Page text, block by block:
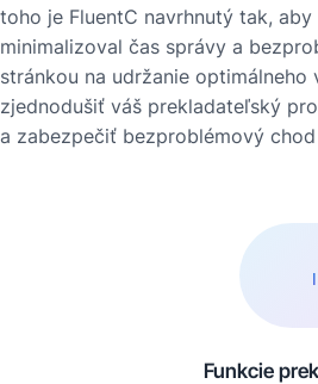
toho je FluentC navrhnutý tak,
minimalizoval čas správy a
stránkou na udržanie optimálneho
zjednodušiť váš prekladateľský
a zabezpečiť bezproblémový
Funkcie